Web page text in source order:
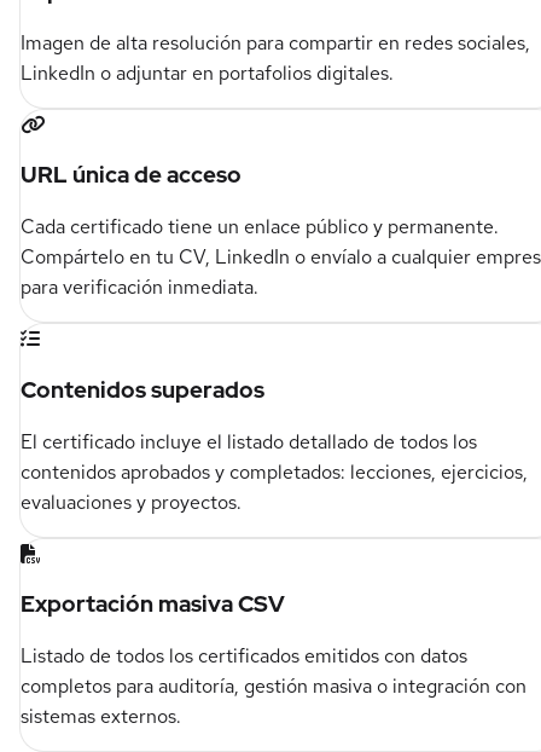
Imagen de alta resolución para compartir en redes sociales,
LinkedIn o adjuntar en portafolios digitales.
URL única de acceso
Cada certificado tiene un enlace público y permanente.
Compártelo en tu CV, LinkedIn o envíalo a cualquier
para verificación inmediata.
Contenidos superados
El certificado incluye el listado detallado de todos los
contenidos aprobados y completados: lecciones, ejercicios,
evaluaciones y proyectos.
Exportación masiva CSV
Listado de todos los certificados emitidos con datos
completos para auditoría, gestión masiva o integración con
sistemas externos.